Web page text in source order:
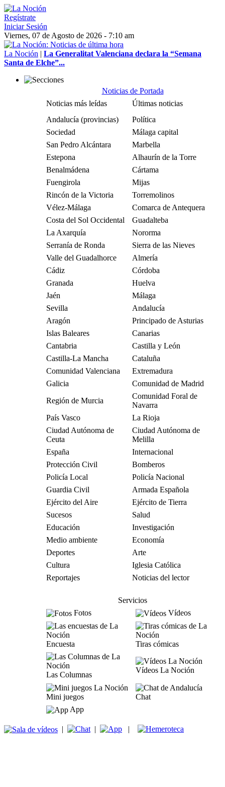
Regístrate
Iniciar Sesión
Viernes, 07 de Agosto de 2026 - 7:10 am
La Noción | La Generalitat Valenciana declara la “Semana
Santa de Elche”...
Noticias de Portada
Noticias más leídas
Últimas noticias
Andalucía (provincias)
Política
Sociedad
Málaga capital
San Pedro Alcántara
Marbella
Estepona
Alhaurín de la Torre
Benalmádena
Cártama
Fuengirola
Mijas
Rincón de la Victoria
Torremolinos
Vélez-Málaga
Comarca de Antequera
Costa del Sol Occidental
Guadalteba
La Axarquía
Nororma
Serranía de Ronda
Sierra de las Nieves
Valle del Guadalhorce
Almería
Cádiz
Córdoba
Granada
Huelva
Jaén
Málaga
Sevilla
Andalucía
Aragón
Principado de Asturias
Islas Baleares
Canarias
Cantabria
Castilla y León
Castilla-La Mancha
Cataluña
Comunidad Valenciana
Extremadura
Galicia
Comunidad de Madrid
Región de Murcia
Comunidad Foral de
Navarra
País Vasco
La Rioja
Ciudad Autónoma de
Ceuta
Ciudad Autónoma de
Melilla
España
Internacional
Protección Civil
Bomberos
Policía Local
Policía Nacional
Guardia Civil
Armada Española
Ejército del Aire
Ejército de Tierra
Sucesos
Salud
Educación
Investigación
Medio ambiente
Economía
Deportes
Arte
Cultura
Iglesia Católica
Reportajes
Noticias del lector
Servicios
Fotos
Vídeos
Encuesta Tiras cómicas
Las Columnas
Vídeos La Noción
Mini juegos
Chat
App
| | |